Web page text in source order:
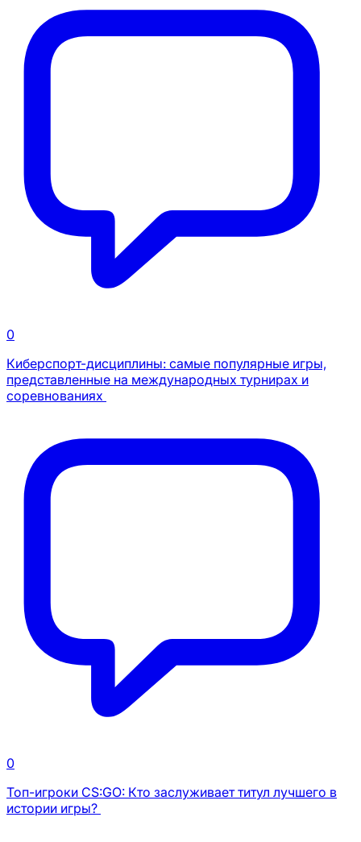
0
Киберспорт-дисциплины: самые популярные игры,
представленные на международных турнирах и
соревнованиях
0
Топ-игроки CS:GO: Кто заслуживает титул лучшего в
истории игры?